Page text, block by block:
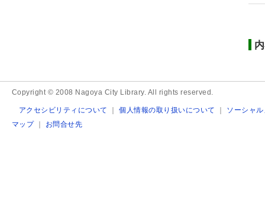
Copyright © 2008 Nagoya City Library. All rights reserved.
アクセシビリティについて ｜個人情報の取り扱いについて ｜ ソーシャ
マップ｜ お問合せ先